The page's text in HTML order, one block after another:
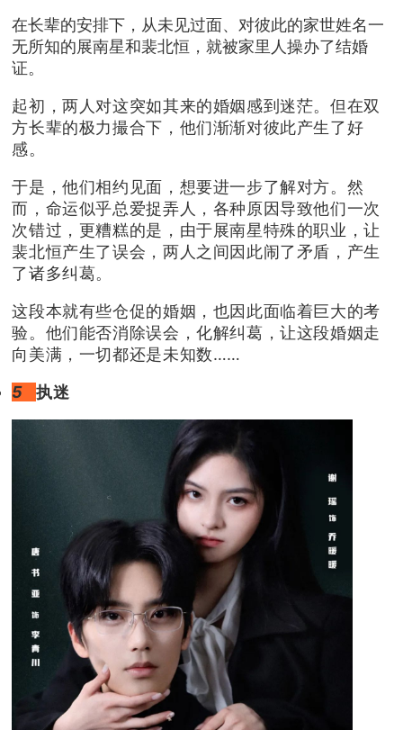
在长辈的安排下，从未见过面、对彼此的家世姓名一
无所知的展南星和裴北恒，就被家里人操办了结婚
证。
起初，两人对这突如其来的婚姻感到迷茫。但在双
方长辈的极力撮合下，他们渐渐对彼此产生了好
感。
于是，他们相约见面，想要进一步了解对方。然
而，命运似乎总爱捉弄人，各种原因导致他们一次
次错过，更糟糕的是，由于展南星特殊的职业，让
裴北恒产生了误会，两人之间因此闹了矛盾，产生
了诸多纠葛。
这段本就有些仓促的婚姻，也因此面临着巨大的考
验。他们能否消除误会，化解纠葛，让这段婚姻走
向美满，一切都还是未知数……
5 执迷